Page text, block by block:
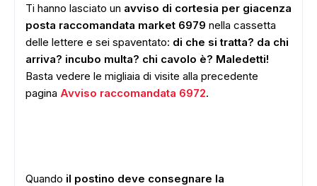
Ti hanno lasciato un avviso di cortesia per giacenza
posta raccomandata market 6979 nella cassetta
delle lettere e sei spaventato: di che si tratta? da chi
arriva? incubo multa? chi cavolo è? Maledetti!
Basta vedere le migliaia di visite alla precedente
pagina Avviso raccomandata 6972.
Quando il postino deve consegnare la